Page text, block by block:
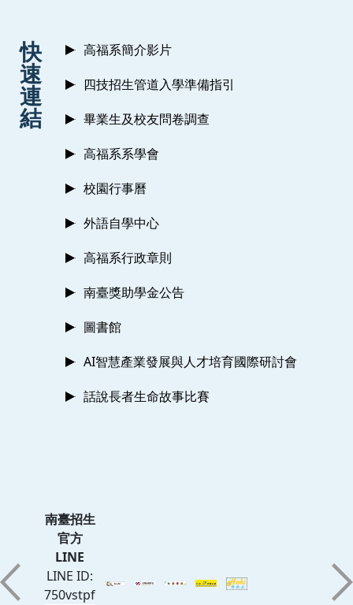
快
速
連
結
高福系簡介影片
四技招生管道入學準備指引
畢業生及校友問卷調查
高福系系學會
校園行事曆
外語自學中心
高福系行政章則
南臺獎助學金公告
圖書館
AI智慧產業發展與人才培育國際研討會
話說長者生命故事比賽
南臺招生
官方
LINE
LINE ID:
750vstpf